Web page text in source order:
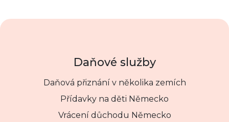
Daňové služby
Daňová přiznání v několika zemích
Přídavky na děti Německo
Vrácení důchodu Německo